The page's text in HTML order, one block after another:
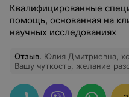
Квалифицированные
помощь, основанная на
научных исследованиях
Отзыв. Юлия Дмитриевна,
Вашу чуткость, желание
появился на свет мой
своего врача.